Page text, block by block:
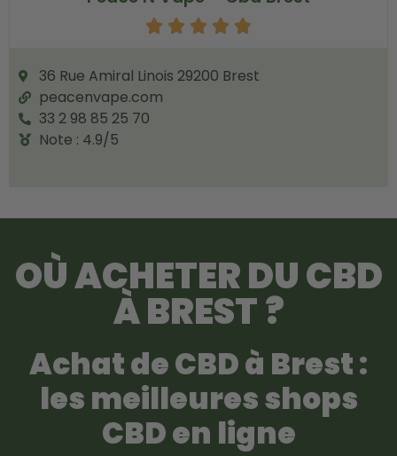
    
36 Rue Amiral Linois 29200 Brest
peacenvape.com
33 2 98 85 25 70
Note : 4.9/5
OÙ ACHETER DU CBD
À BREST ?
Achat de CBD à Brest :
les meilleures shops
CBD en ligne